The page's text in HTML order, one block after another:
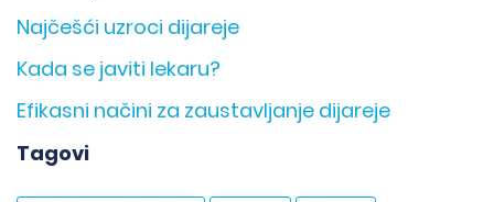
Najčešći uzroci dijareje
Kada se javiti lekaru?
Efikasni načini za zaustavljanje dijareje
Tagovi